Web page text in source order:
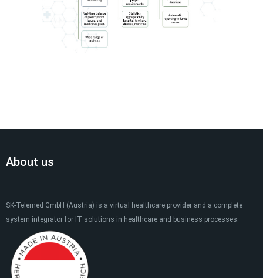
About us
SK-Telemed GmbH (Austria) is a virtual healthcare provider and a complete
system integrator for IT solutions in healthcare and business processes.